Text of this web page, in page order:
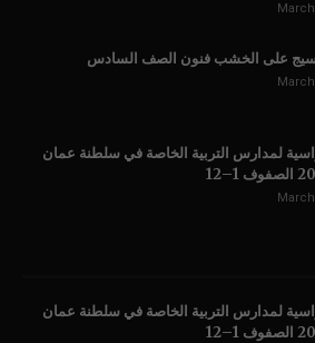
على الخشب فنون الصف السادس
لمدارس التربية الخاصة في سلطنة عمان
لمدارس التربية الخاصة في سلطنة عمان